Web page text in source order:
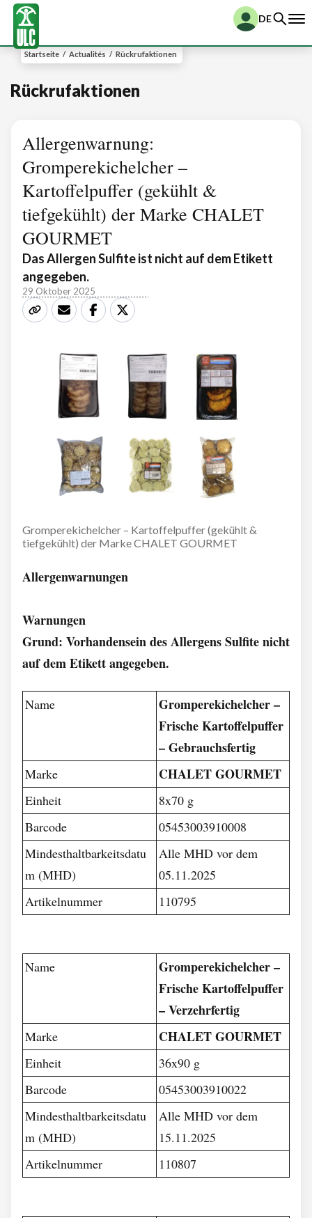
DE
Startseite / Actualités / Rückrufaktionen
Rückrufaktionen
Allergenwarnung:
Gromperekichelcher –
Kartoffelpuffer (gekühlt &
tiefgekühlt) der Marke CHALET
GOURMET
Das Allergen Sulfite ist nicht auf dem Etikett
angegeben.
29 Oktober 2025
Gromperekichelcher – Kartoffelpuffer (gekühlt &
tiefgekühlt) der Marke CHALET GOURMET
Allergenwarnungen
Warnungen
Grund: Vorhandensein des Allergens Sulfite nicht
auf dem Etikett angegeben.
Name
Gromperekichelcher –
Frische Kartoffelpuffer
– Gebrauchsfertig
Marke CHALET GOURMET
Einheit
8x70 g
Barcode
05453003910008
Mindesthaltbarkeitsdatu
m (MHD)
Alle MHD vor dem
05.11.2025
Artikelnummer
110795
Name
Gromperekichelcher –
Frische Kartoffelpuffer
– Verzehrfertig
Marke CHALET GOURMET
Einheit
36x90 g
Barcode
05453003910022
Mindesthaltbarkeitsdatu
m (MHD)
Alle MHD vor dem
15.11.2025
Artikelnummer
110807